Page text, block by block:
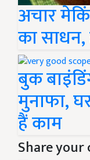
अचार
का साधन,
बुक
मुनाफा,
हैं काम
Share your